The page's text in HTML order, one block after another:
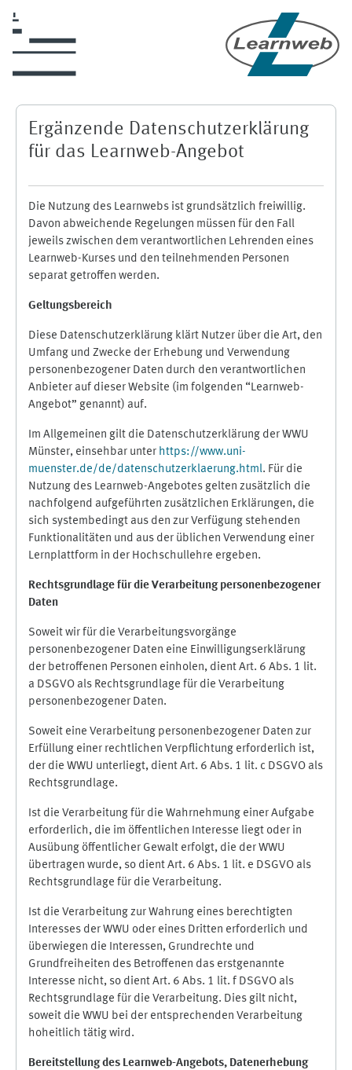
Ergänzende Datenschutzerklärung
für das Learnweb-Angebot
Die Nutzung des Learnwebs ist grundsätzlich freiwillig.
Davon abweichende Regelungen müssen für den Fall
jeweils zwischen dem verantwortlichen Lehrenden eines
Learnweb-Kurses und den teilnehmenden Personen
separat getroffen werden.
Geltungsbereich
Diese Datenschutzerklärung klärt Nutzer über die Art, den
Umfang und Zwecke der Erhebung und Verwendung
personenbezogener Daten durch den verantwortlichen
Anbieter auf dieser Website (im folgenden “Learnweb-
Angebot” genannt) auf.
Im Allgemeinen gilt die Datenschutzerklärung der WWU
Münster, einsehbar unter https://www.uni-
muenster.de/de/datenschutzerklaerung.html. Für die
Nutzung des Learnweb-Angebotes gelten zusätzlich die
nachfolgend aufgeführten zusätzlichen Erklärungen, die
sich systembedingt aus den zur Verfügung stehenden
Funktionalitäten und aus der üblichen Verwendung einer
Lernplattform in der Hochschullehre ergeben.
Rechtsgrundlage für die Verarbeitung personenbezogener
Daten
Soweit wir für die Verarbeitungsvorgänge
personenbezogener Daten eine Einwilligungserklärung
der betroffenen Personen einholen, dient Art. 6 Abs. 1 lit.
a DSGVO als Rechtsgrundlage für die Verarbeitung
personenbezogener Daten.
Soweit eine Verarbeitung personenbezogener Daten zur
Erfüllung einer rechtlichen Verpflichtung erforderlich ist,
der die WWU unterliegt, dient Art. 6 Abs. 1 lit. c DSGVO als
Rechtsgrundlage.
Ist die Verarbeitung für die Wahrnehmung einer Aufgabe
erforderlich, die im öffentlichen Interesse liegt oder in
Ausübung öffentlicher Gewalt erfolgt, die der WWU
übertragen wurde, so dient Art. 6 Abs. 1 lit. e DSGVO als
Rechtsgrundlage für die Verarbeitung.
Ist die Verarbeitung zur Wahrung eines berechtigten
Interesses der WWU oder eines Dritten erforderlich und
überwiegen die Interessen, Grundrechte und
Grundfreiheiten des Betroffenen das erstgenannte
Interesse nicht, so dient Art. 6 Abs. 1 lit. f DSGVO als
Rechtsgrundlage für die Verarbeitung. Dies gilt nicht,
soweit die WWU bei der entsprechenden Verarbeitung
hoheitlich tätig wird.
Bereitstellung des Learnweb-Angebots, Datenerhebung